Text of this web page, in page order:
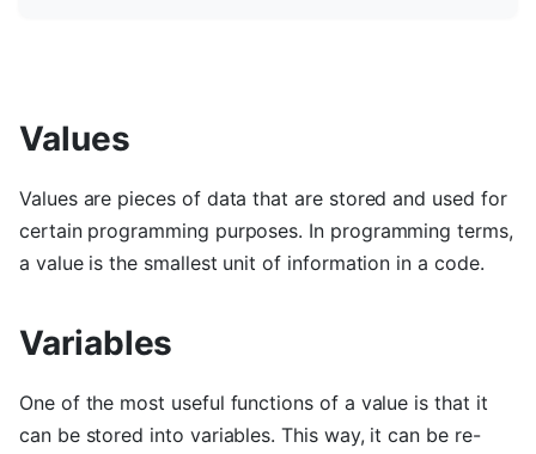
Values
Values are pieces of data that are stored and used for
certain programming purposes. In programming terms,
a value is the smallest unit of information in a code.
Variables
One of the most useful functions of a value is that it
can be stored into variables. This way, it can be re-